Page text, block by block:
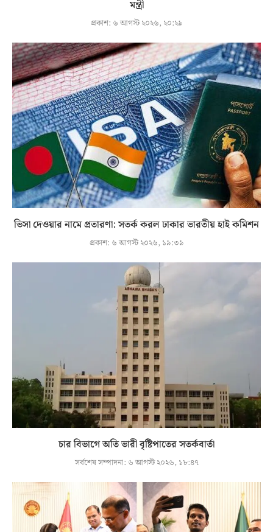
মন্ত্রী
প্রকাশ: ৬ আগস্ট ২০২৬, ২০:২৯
ভিসা দেওয়ার নামে প্রতারণা: সতর্ক করল ঢাকার ভারতীয় হাই কমিশন
প্রকাশ: ৬ আগস্ট ২০২৬, ১৯:৩৯
চার বিভাগে অতি ভারী বৃষ্টিপাতের সতর্কবার্তা
সর্বশেষ সম্পাদনা: ৬ আগস্ট ২০২৬, ১৮:৪৭